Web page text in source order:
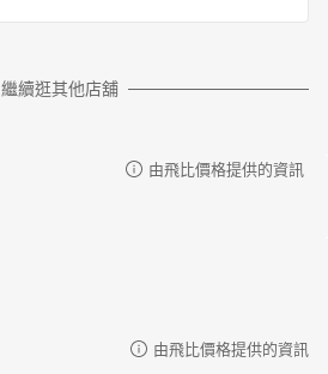
繼續逛其他店舖
由飛比價格提供的資訊
由飛比價格提供的資訊